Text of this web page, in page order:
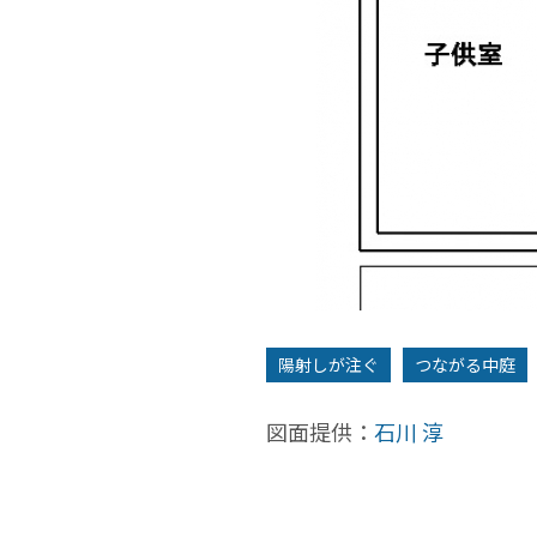
陽射しが注ぐ つながる中庭
図面提供： 石川 淳